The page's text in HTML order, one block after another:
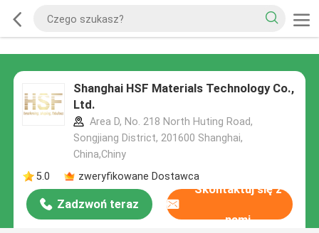
Shanghai HSF Materials Technology Co.,
Ltd.
Area D, No. 218 North Huting Road,
Songjiang District, 201600 Shanghai,
China,Chiny
5.0
zweryfikowane Dostawca
Zadzwoń teraz
Skontaktuj się z
nami